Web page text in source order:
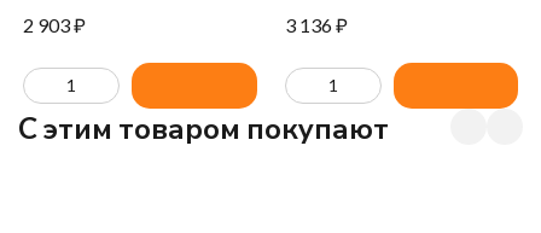
2 903₽ 3 136₽
C этим товаром покупают